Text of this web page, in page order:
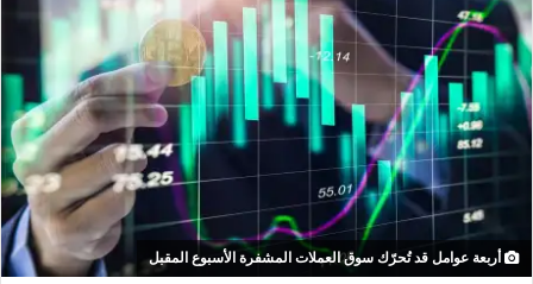
أربعة عوامل قد تُحرّك سوق العملات المشفرة الأسبوع المقبل